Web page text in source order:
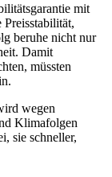
mit
beruhe nicht nur
Damit
müssten
wegen
Klimafolgen
sie schneller,